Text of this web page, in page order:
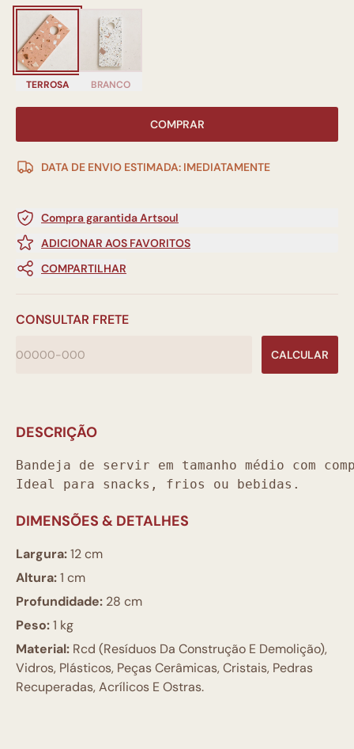
TERROSA BRANCO
COMPRAR
DATA DE ENVIO ESTIMADA: IMEDIATAMENTE
Compra garantida Artsoul
ADICIONAR AOS FAVORITOS
COMPARTILHAR
CONSULTAR FRETE
CALCULAR
DESCRIÇÃO
Bandeja de servir em tamanho médio com
Ideal para snacks, frios ou bebidas.
DIMENSÕES & DETALHES
Largura:12 cm
Altura:1 cm
Profundidade: 28 cm
Peso:1 kg
Material: Rcd (Resíduos Da Construção E Demolição),
Vidros, Plásticos, Peças Cerâmicas, Cristais, Pedras
Recuperadas, Acrílicos E Ostras.